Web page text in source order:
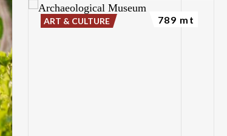
ART & CULTURE 789 mt